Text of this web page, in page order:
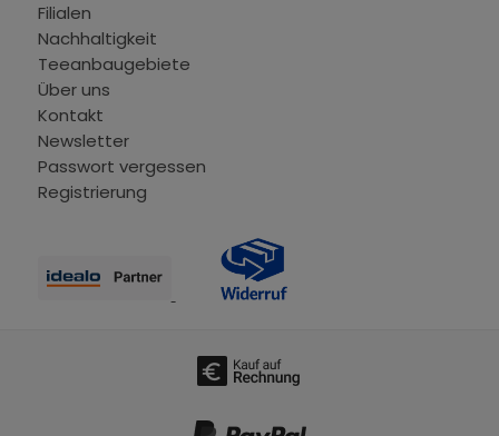
Filialen
Nachhaltigkeit
Teeanbaugebiete
Über uns
Kontakt
Newsletter
Passwort vergessen
Registrierung